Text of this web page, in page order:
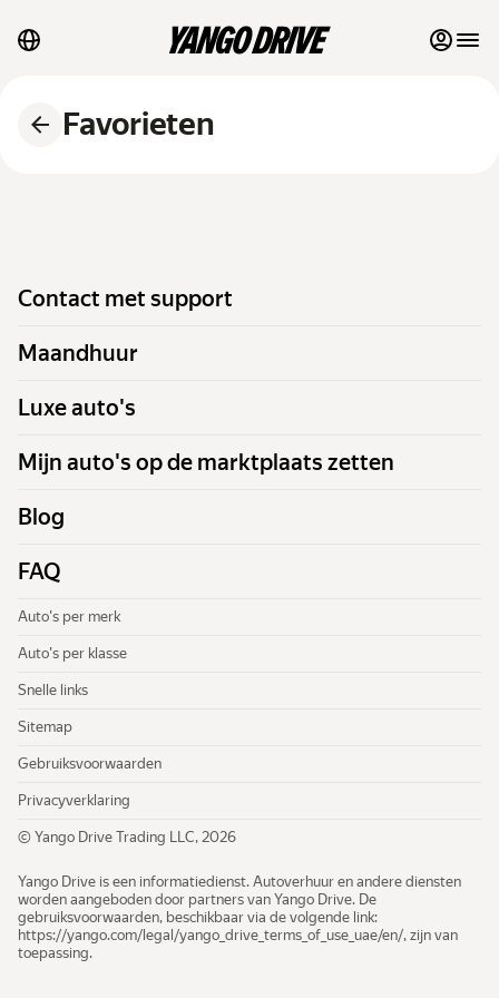
Contact met support
Auto's per klasse
Gebruiksvoorwaarden
Privacyverklaring
Favorieten
Contact met support
Maandhuur
Luxe auto's
Mijn auto's op de marktplaats zetten
Blog
FAQ
Auto's per merk
Auto's per klasse
Snelle links
Sitemap
Gebruiksvoorwaarden
Privacyverklaring
© Yango Drive Trading LLC, 2026
Yango Drive is een informatiedienst. Autoverhuur en andere diensten
worden aangeboden door partners van Yango Drive. De
gebruiksvoorwaarden, beschikbaar via de volgende link:
https://yango.com/legal/​yango_drive_terms_of_use_uae/en/, zijn van
toepassing.